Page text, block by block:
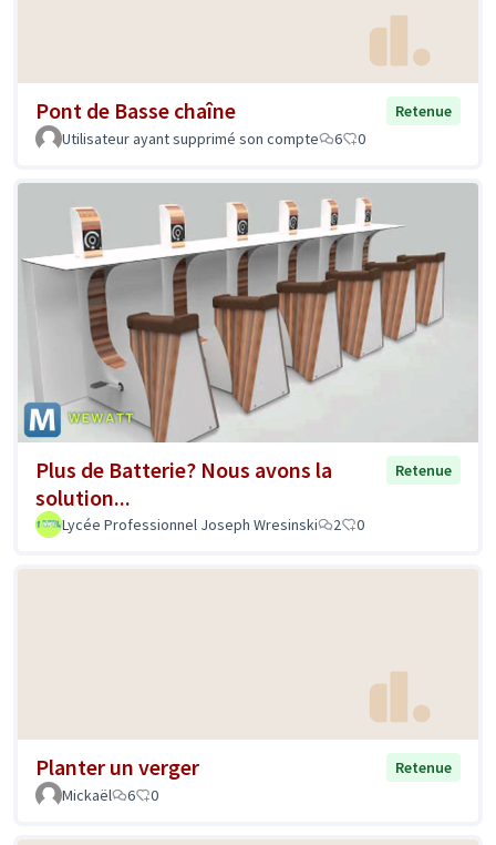
Pont de Basse chaîne
Retenue
Utilisateur ayant supprimé son compte
6 0
Plus de Batterie? Nous avons la
solution...
Retenue
Lycée Professionnel Joseph Wresinski 2 0
Planter un verger
Retenue
Mickaël
6 0